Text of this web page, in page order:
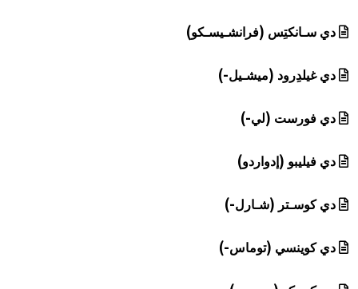
دي سـانكتِس (فرانشـيسـكو)
دي غيلدِرود (ميشـيل-)
دي فورست (لي-)
دي فيليبو (إدواردو)
دي كوسـتر (شـارل-)
دي كوينسي (توماس-)